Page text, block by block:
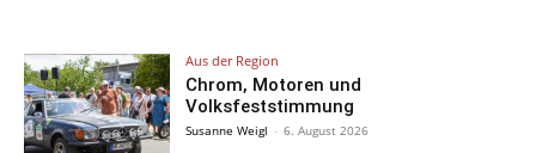
Aus der Region
Chrom, Motoren und
Volksfeststimmung
Susanne Weigl - 6. August 2026